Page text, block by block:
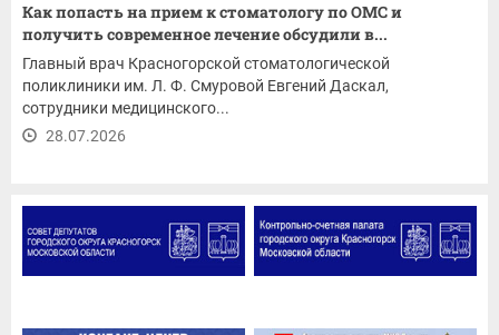
Как попасть на прием к стоматологу по ОМС и
получить современное лечение обсудили в...
Главный врач Красногорской стоматологической
поликлиники им. Л. Ф. Смуровой Евгений Даскал,
сотрудники медицинского...
28.07.2026